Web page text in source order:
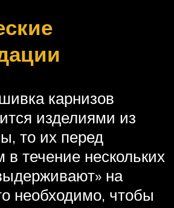
карнизов
изделиями из
то их перед
течение нескольких
на
необходимо, чтобы